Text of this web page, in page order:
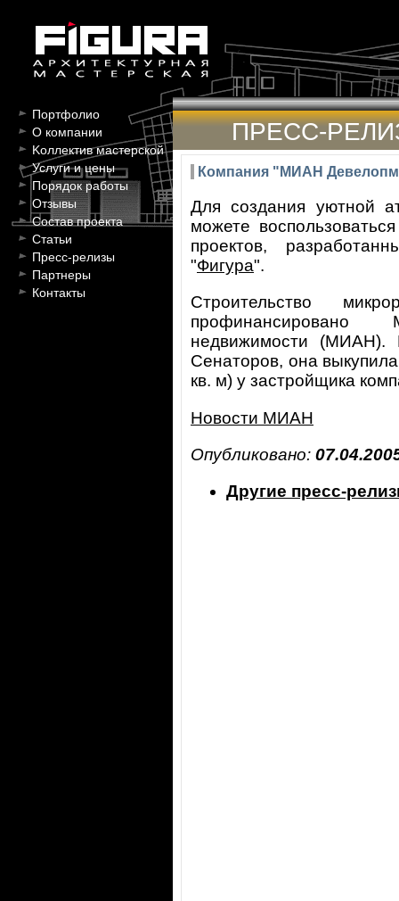
Портфолио
О компании
Kоллектив мастерской
Услуги и цены
Порядок работы
Отзывы
Состав проекта
Статьи
Пресс-релизы
Партнеры
Контакты
ПРЕСС-
Компания "МИАН
Для создания уютной
можете
проектов,
"Фигура".
Строительство
профинансировано
недвижимости (МИАН).
Сенаторов, она
кв. м) у застройщика
Новости МИАН
Опубликовано:
Другие пресс-